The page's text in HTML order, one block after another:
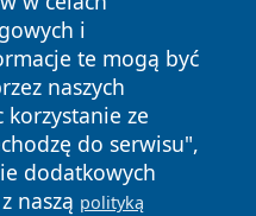
i
te mogą być
naszych
ze
do serwisu",
dodatkowych
naszą polityką
Wszystkie prawa
Polityka
Cookies